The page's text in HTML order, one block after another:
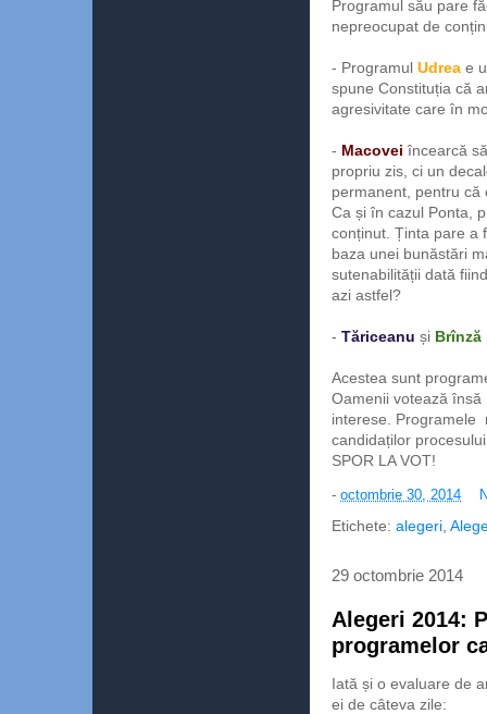
Programul său pare
nepreocupat de
- Programul Udrea e
spune Constituția că
agresivitate care în
- Macovei încearcă
propriu zis, ci un
permanent, pentru că
Ca și în cazul Ponta,
conținut. Ținta pare a
baza unei bunăstări
sutenabilității dată
azi astfel?
- Tăriceanu și Brînză
Acestea sunt
Oamenii votează
interese. Programele
candidaților
SPOR LA VOT!
- octombrie 30, 2014
Etichete: alegeri
29 octombrie 2014
Alegeri 2014:
programelor
Iată și o evaluare de
ei de câteva zile: